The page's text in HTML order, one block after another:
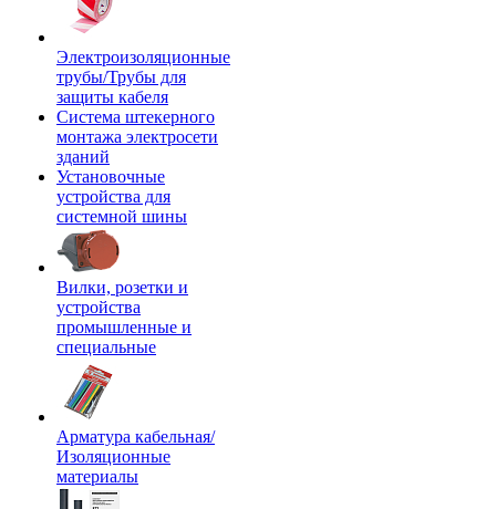
Электроизоляционные
трубы/Трубы для
защиты кабеля
Система штекерного
монтажа электросети
зданий
Установочные
устройства для
системной шины
Вилки, розетки и
устройства
промышленные и
специальные
Арматура кабельная/
Изоляционные
материалы